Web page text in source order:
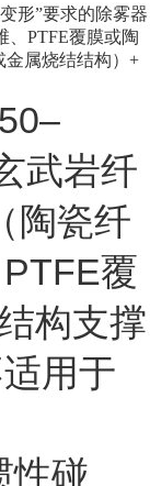
形”要求的除雾器
、PTFE覆膜或陶
金属烧结结构）+
武岩纤
陶瓷纤
覆
构支撑
用于
性碰